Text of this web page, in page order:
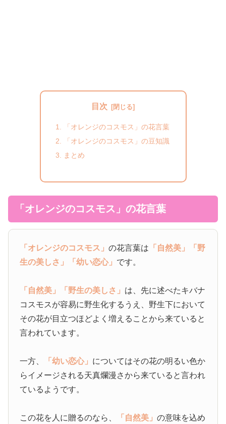
目次
「オレンジのコスモス」の花言葉
「オレンジのコスモス」の豆知識
まとめ
「オレンジのコスモス」の花言葉
「オレンジのコスモス」の花言葉は 「自然美」
「野
生の美しさ」
「幼い恋心」 です。
「自然美」 「野生の美しさ」 は、先に述べたキバナ
コスモスが容易に野生化するうえ、野生下において
その花が目立つほどよく増えることから来ていると
言われています。
一方、 「幼い恋心」 についてはその花の明るい色か
らイメージされる天真爛漫さから来ていると言われ
ているようです。
この花を人に贈るのなら、 「自然美」の意味を込め